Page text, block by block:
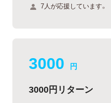
7人が応援しています。
3000 円
3000円リターン